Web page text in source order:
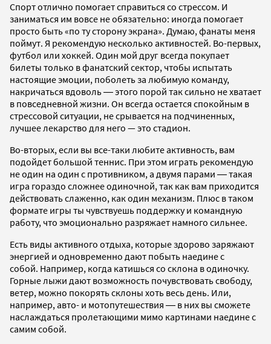
Спорт отлично помогает справиться со стрессом. И
заниматься им вовсе не обязательно: иногда помогает
просто быть «по ту сторону экрана». Думаю, фанаты меня
поймут. Я рекомендую несколько активностей. Во-первых,
футбол или хоккей. Один мой друг всегда покупает
билеты только в фанатский сектор, чтобы испытать
настоящие эмоции, поболеть за любимую команду,
накричаться вдоволь ― этого порой так сильно не хватает
в повседневной жизни. Он всегда остается спокойным в
стрессовой ситуации, не срывается на подчиненных,
лучшее лекарство для него — это стадион.
Во-вторых, если вы все-таки любите активность, вам
подойдет большой теннис. При этом играть рекомендую
не один на один с противником, а двумя парами ― такая
игра гораздо сложнее одиночной, так как вам приходится
действовать слаженно, как один механизм. Плюс в таком
формате игры ты чувствуешь поддержку и командную
работу, что эмоционально разряжает намного сильнее.
Есть виды активного отдыха, которые здорово заряжают
энергией и одновременно дают побыть наедине с
собой. Например, когда катишься со склона в одиночку.
Горные лыжи дают возможность почувствовать свободу,
ветер, можно покорять склоны хоть весь день. Или,
например, авто- и мотопутешествия ― в них вы сможете
наслаждаться пролетающими мимо картинами наедине с
самим собой.